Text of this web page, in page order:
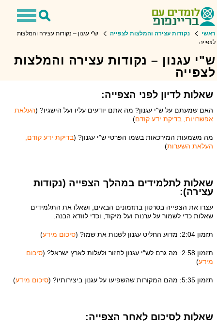
Toggle
Toggle
ראשי נקודות עצירה והמלצות לצפייה
ש"י עגנון – נקודות עצירה והמלצות
לצפייה
ש"י עגנון – נקודות עצירה והמלצות
לצפייה
שאלות לדיון לפני הצפייה:
האם שמעתם על ש"י עגנון? מה אתם יודעים עליו ועל הישגיו? (העלאת
אפשרויות, בדיקת ידע קודם)
מה משמעות המירכאות בשמו הפרטי ש"י עגנון? (בדיקת ידע קודם,
העלאת השערות)
שאלות לתלמידים במהלך הצפייה (נקודות
עצירה):
עצרו את הצפייה בסרטון בתזמונים הבאים, ושאלו את התלמידים
שאלות כדי לשמור על ערנות ועל מיקוד, וכדי לוודא הבנה.
תזמון 2:04: מדוע החליט עגנון לשנות את שמו? ( סיכום מידע)
תזמון 2:58: מה גרם לש"י עגנון לחזור ולעלות לארץ ישראל? (
סיכום
מידע)
תזמון 5:35: מהם המקורות שהשפיעו על עגנון ביצירותיו? ( סיכום מידע)
שאלות לסיכום לאחר הצפייה: